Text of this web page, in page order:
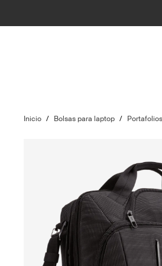
Inicio / Bolsas para laptop /